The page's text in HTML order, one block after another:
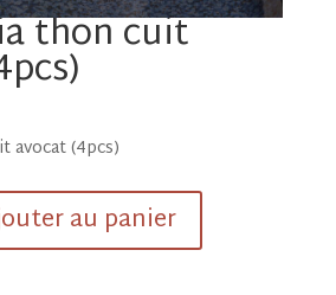
thon cuit
avocat (4pcs)
au panier